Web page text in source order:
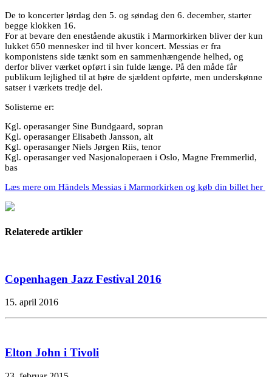
De to koncerter lørdag den 5. og søndag den 6. december, starter
begge klokken 16.
For at bevare den enestående akustik i Marmorkirken bliver der kun
lukket 650 mennesker ind til hver koncert. Messias er fra
komponistens side tænkt som en sammenhængende helhed, og
derfor bliver værket opført i sin fulde længe. På den måde får
publikum lejlighed til at høre de sjældent opførte, men underskønne
satser i værkets tredje del.
Solisterne er:
Kgl. operasanger Sine Bundgaard, sopran
Kgl. operasanger Elisabeth Jansson, alt
Kgl. operasanger Niels Jørgen Riis, tenor
Kgl. operasanger ved Nasjonaloperaen i Oslo, Magne Fremmerlid,
bas
Læs mere om Händels Messias i Marmorkirken og køb din billet her
Relaterede artikler
Copenhagen Jazz Festival 2016
15. april 2016
Elton John i Tivoli